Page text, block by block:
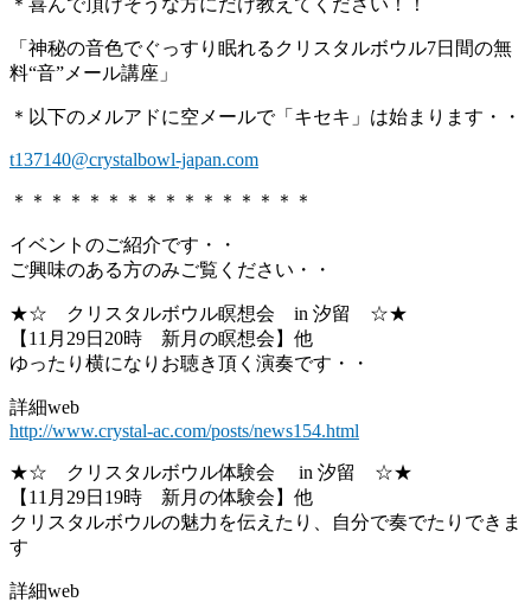
「神秘の音色でぐっすり眠れるクリスタルボウル7日間の無
料“音”メール講座」
＊以下のメルアドに空メールで「キセキ」は始まります・・
t137140@crystalbowl-japan.com
＊＊＊＊＊＊＊＊＊＊＊＊＊＊＊＊
イベントのご紹介です・・
ご興味のある方のみご覧ください・・
★☆ クリスタルボウル瞑想会 in 汐留 ☆★
【11月29日20時 新月の瞑想会】他
ゆったり横になりお聴き頂く演奏です・・
詳細web
http://www.crystal-ac.com/posts/news154.html
★☆ クリスタルボウル体験会 in 汐留 ☆★
【11月29日19時 新月の体験会】他
クリスタルボウルの魅力を伝えたり、自分で奏でたりできま
す
詳細web